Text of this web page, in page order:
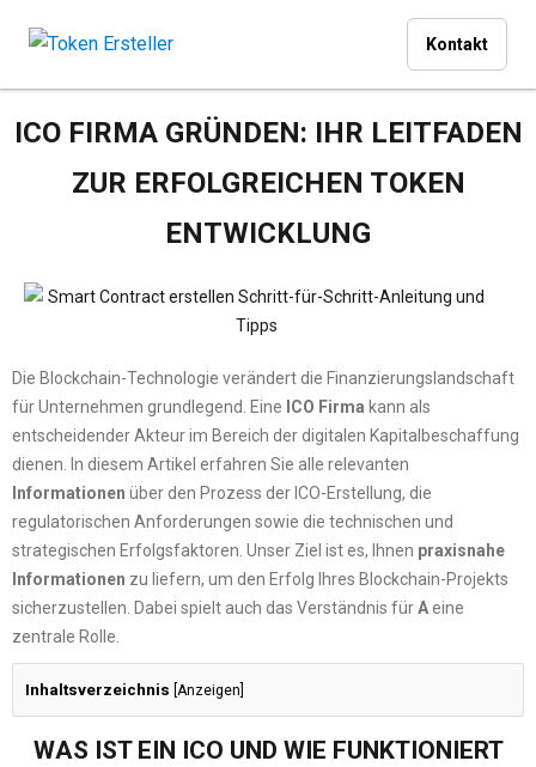
Kontakt
ICO FIRMA GRÜNDEN: IHR LEITFADEN
ZUR ERFOLGREICHEN TOKEN
ENTWICKLUNG
Die Blockchain-Technologie verändert die Finanzierungslandschaft
für Unternehmen grundlegend. Eine ICO Firma kann als
entscheidender Akteur im Bereich der digitalen Kapitalbeschaffung
dienen. In diesem Artikel erfahren Sie alle relevanten
Informationen über den Prozess der ICO-Erstellung, die
regulatorischen Anforderungen sowie die technischen und
strategischen Erfolgsfaktoren. Unser Ziel ist es, Ihnen praxisnahe
Informationen zu liefern, um den Erfolg Ihres Blockchain-Projekts
sicherzustellen. Dabei spielt auch das Verständnis fürAeine
zentrale Rolle.
Inhaltsverzeichnis Anzeigen
WAS IST EIN ICO UND WIE FUNKTIONIERT